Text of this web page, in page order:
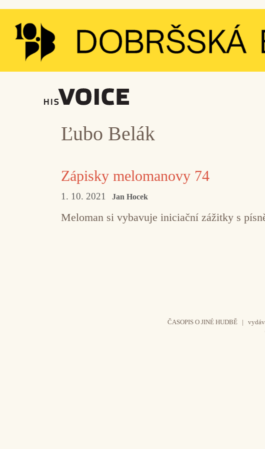
Přeskočit
obsah
Ľubo Belák
Zápisky melomanovy 74
1. 10. 2021 Jan Hocek
Meloman si vybavuje iniciační zážitky s
ČASOPIS O JINÉ HUDBĚ |